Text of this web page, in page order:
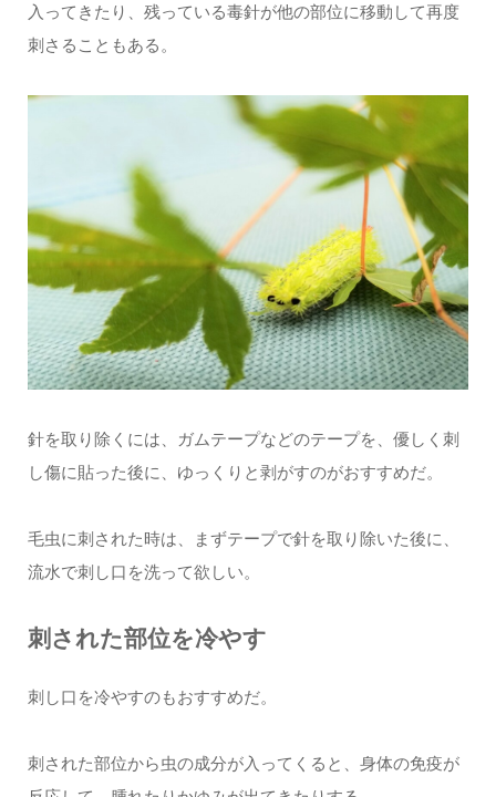
入ってきたり、残っている毒針が他の部位に移動して再度
刺さることもある。
針を取り除くには、ガムテープなどのテープを、優しく刺
し傷に貼った後に、ゆっくりと剥がすのがおすすめだ。
毛虫に刺された時は、まずテープで針を取り除いた後に、
流水で刺し口を洗って欲しい。
刺された部位を冷やす
刺し口を冷やすのもおすすめだ。
刺された部位から虫の成分が入ってくると、身体の免疫が